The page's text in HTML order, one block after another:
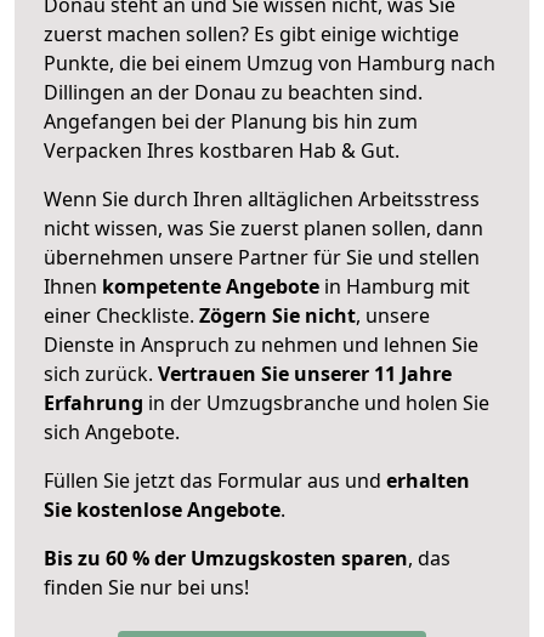
zuerst machen sollen? Es gibt einige wichtige
Punkte, die bei einem Umzug von Hamburg nach
Dillingen an der Donau zu beachten sind.
Angefangen bei der Planung bis hin zum
Verpacken Ihres kostbaren Hab & Gut.
Wenn Sie durch Ihren alltäglichen Arbeitsstress
nicht wissen, was Sie zuerst planen sollen, dann
übernehmen unsere Partner für Sie und stellen
Ihnen kompetente Angebote in Hamburg mit
einer Checkliste. Zögern Sie nicht, unsere
Dienste in Anspruch zu nehmen und lehnen Sie
sich zurück. Vertrauen Sie unserer 11 Jahre
Erfahrung in der Umzugsbranche und holen Sie
sich Angebote.
Füllen Sie jetzt das Formular aus und erhalten
Sie kostenlose Angebote.
Bis zu 60 % der Umzugskosten sparen, das
finden Sie nur bei uns!